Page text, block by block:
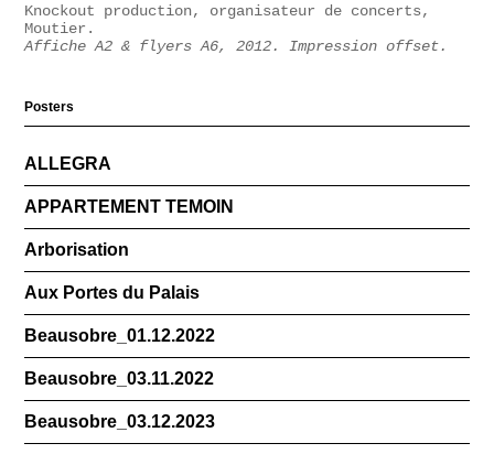
Knockout production, organisateur de concerts,
Moutier.
Affiche A2 & flyers A6, 2012. Impression offset.
Posters
ALLEGRA
APPARTEMENT TEMOIN
Arborisation
Aux Portes du Palais
Beausobre_01.12.2022
Beausobre_03.11.2022
Beausobre_03.12.2023